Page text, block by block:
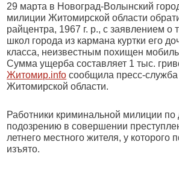
29 марта в Новоград-Волынский
милиции Житомирской области
райцентра, 1967 г. р., с заявлением о
школ города из кармана куртки его
класса, неизвестным похищен
Сумма ущерба составляет 1 тыс.
Житомир.info сообщила пресс-
Житомирской области.
Работники криминальной милиции по
подозрению в совершении
летнего местного жителя, у которого
изъято.